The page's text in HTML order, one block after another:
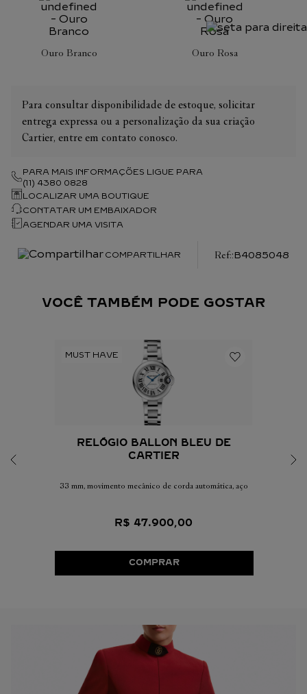
Ouro Branco Ouro Rosa
Para consultar disponibilidade de estoque, solicitar
entrega expressa ou a personalização da sua criação
Cartier, entre em contato conosco.
PARA MAIS INFORMAÇÕES LIGUE PARA
(11) 4380 0828
LOCALIZAR UMA BOUTIQUE
CONTATAR UM EMBAIXADOR
AGENDAR UMA VISITA
COMPARTILHAR :B4085048
VOCÊ TAMBÉM PODE GOSTAR
RELÓGIO BALLON BLEU DE
CARTIER
33 mm, movimento mecânico de corda automática, aço
R$ 47.900,00
COMPRAR